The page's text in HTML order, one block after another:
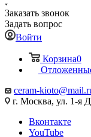
Заказать звонок
Задать вопрос
Войти
Корзина0
ceram-
г. Москва, ул. 1-я
Вконтакте
YouTube